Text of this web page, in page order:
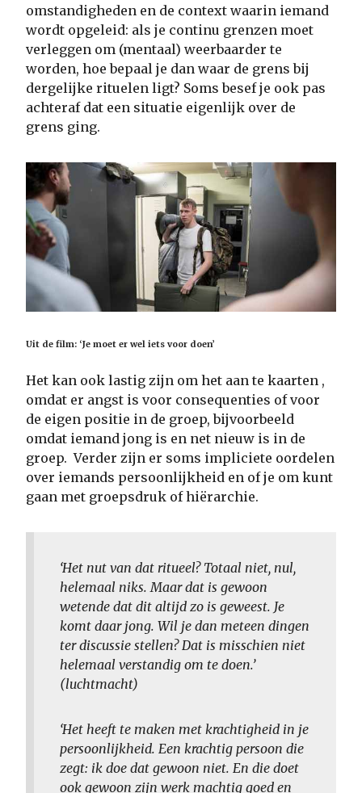
omstandigheden en de context waarin iemand
wordt opgeleid: als je continu grenzen moet
verleggen om (mentaal) weerbaarder te
worden, hoe bepaal je dan waar de grens bij
dergelijke rituelen ligt? Soms besef je ook pas
achteraf dat een situatie eigenlijk over de
grens ging.
Uit de film: ‘Je moet er wel iets voor doen’
Het kan ook lastig zijn om het aan te kaarten ,
omdat er angst is voor consequenties of voor
de eigen positie in de groep, bijvoorbeeld
omdat iemand jong is en net nieuw is in de
groep. Verder zijn er soms impliciete oordelen
over iemands persoonlijkheid en of je om kunt
gaan met groepsdruk of hiërarchie.
‘Het nut van dat ritueel? Totaal niet, nul,
helemaal niks. Maar dat is gewoon
wetende dat dit altijd zo is geweest. Je
komt daar jong. Wil je dan meteen dingen
ter discussie stellen? Dat is misschien niet
helemaal verstandig om te doen.’
(luchtmacht)
‘Het heeft te maken met krachtigheid in je
persoonlijkheid. Een krachtig persoon die
zegt: ik doe dat gewoon niet. En die doet
ook gewoon zijn werk machtig goed en